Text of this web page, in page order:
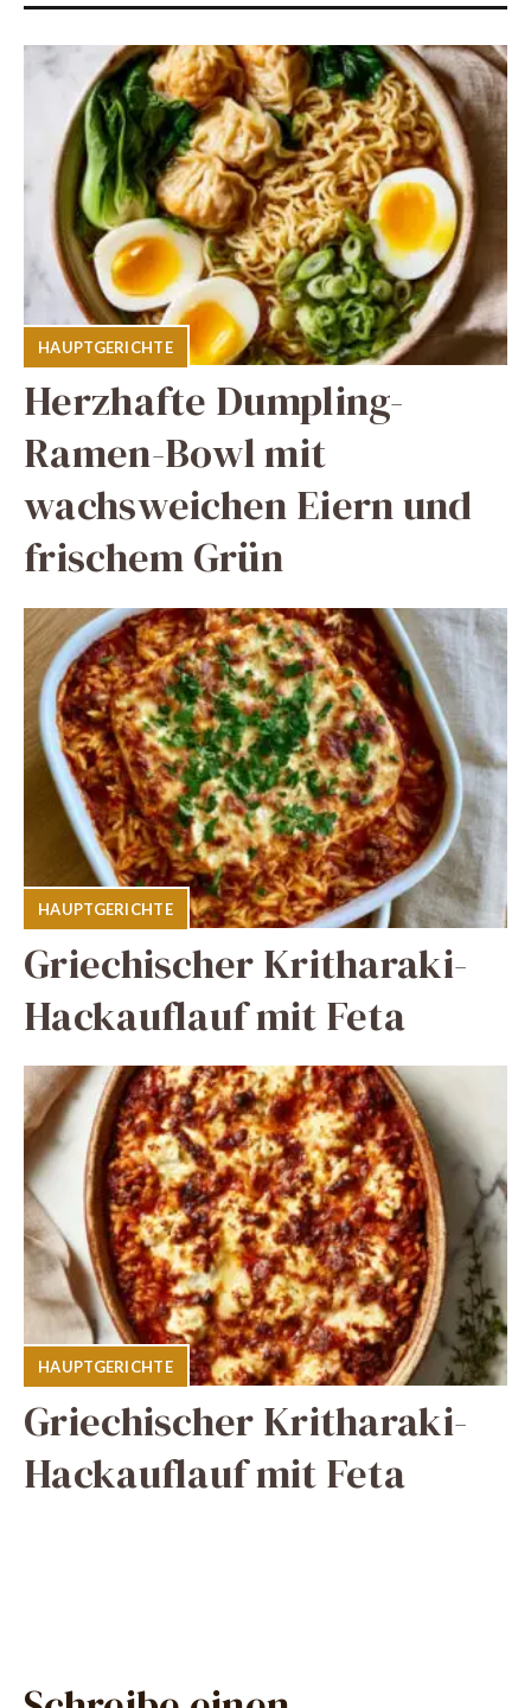
HAUPTGERICHTE
Herzhafte Dumpling-
Ramen-Bowl mit
wachsweichen Eiern und
frischem Grün
HAUPTGERICHTE
Griechischer Kritharaki-
Hackauflauf mit Feta
HAUPTGERICHTE
Griechischer Kritharaki-
Hackauflauf mit Feta